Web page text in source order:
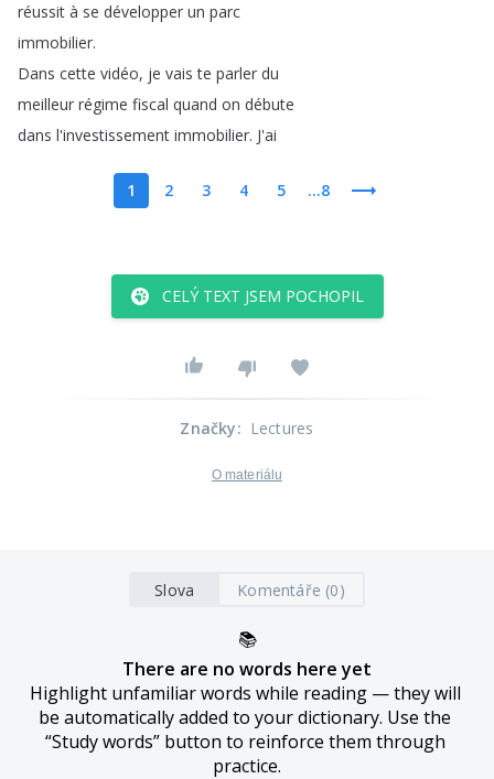
réussit à se développer un parc
immobilier.
Dans cette vidéo, je vais te parler du
meilleur régime fiscal quand on débute
dans l'investissement immobilier. J'ai
1 2 3 4 5 ...8
CELÝ TEXT JSEM POCHOPIL
Značky: Lectures
O materiálu
Slova Komentáře (0)
📚
There are no words here yet
Highlight unfamiliar words while reading — they will
be automatically added to your dictionary. Use the
“Study words” button to reinforce them through
practice.